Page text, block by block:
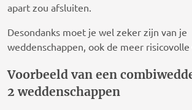
apart zou afsluiten.
Desondanks moet je wel zeker zijn van je
weddenschappen, ook de meer risicovolle
Voorbeeld van een
2 weddenschappen